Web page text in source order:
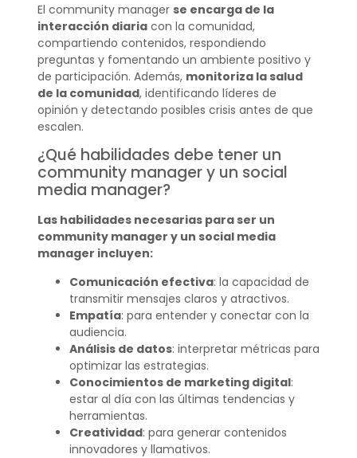
El community manager se encarga de la
interacción diariacon la comunidad,
compartiendo contenidos, respondiendo
preguntas y fomentando un ambiente positivo y
de participación. Además, monitoriza la salud
de la comunidad, identificando líderes de
opinión y detectando posibles crisis antes de que
escalen.
¿Qué habilidades debe tener un
community manager y un social
media manager?
Las habilidades necesarias para ser un
community manager y un social media
manager incluyen:
Comunicación efectiva: la capacidad de
transmitir mensajes claros y atractivos.
Empatía: para entender y conectar con la
audiencia.
Análisis de datos: interpretar métricas para
optimizar las estrategias.
Conocimientos de marketing digital:
estar al día con las últimas tendencias y
herramientas.
Creatividad: para generar contenidos
innovadores y llamativos.